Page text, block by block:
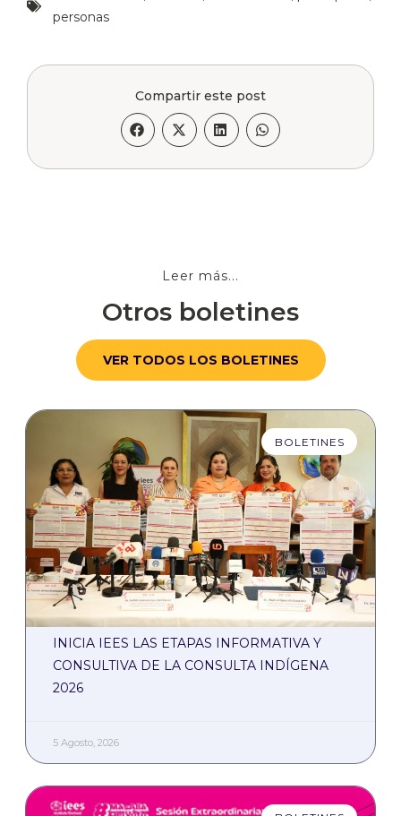
personas
Compartir este post
Leer más...
Otros boletines
VER TODOS LOS BOLETINES
BOLETINES
INICIA IEES LAS ETAPAS INFORMATIVA Y
CONSULTIVA DE LA CONSULTA INDÍGENA
2026
5 Agosto, 2026